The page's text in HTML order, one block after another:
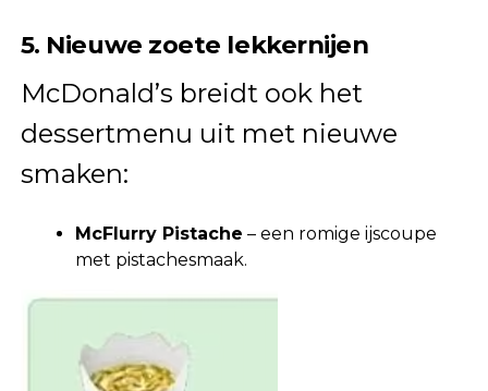
5. Nieuwe zoete lekkernijen
McDonald’s breidt ook het
dessertmenu uit met nieuwe
smaken:
McFlurry Pistache – een romige ijscoupe
met pistachesmaak.